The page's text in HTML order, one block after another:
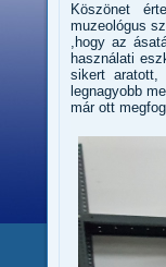
Köszönet
muzeológus
,hogy az
használati
sikert aratott,
legnagyobb
már ott